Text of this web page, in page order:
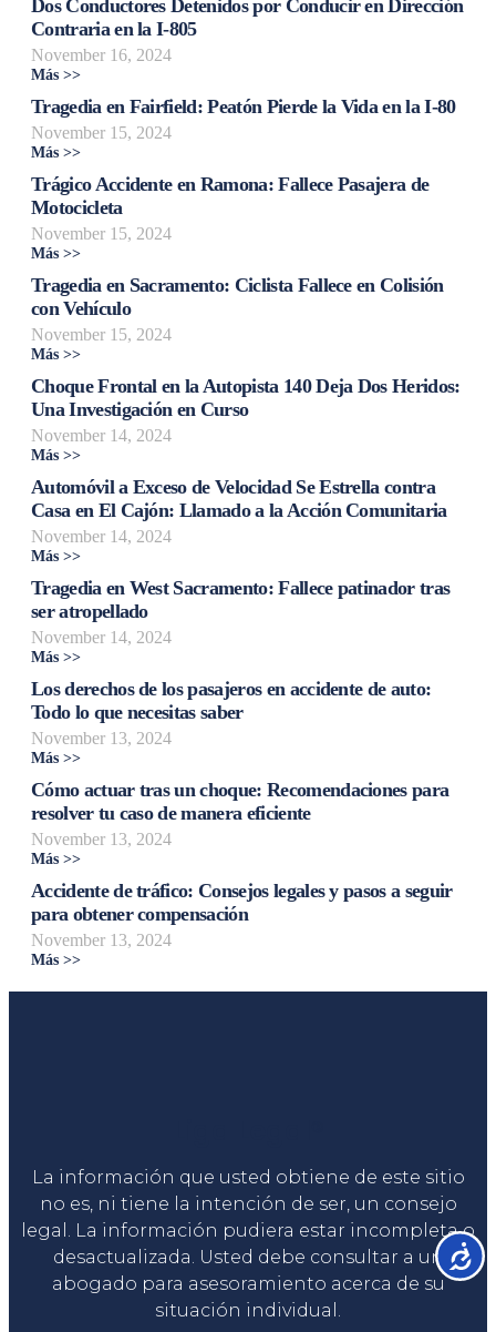
Dos Conductores Detenidos por Conducir en Dirección
Contraria en la I-805
November 16, 2024
Más >>
Tragedia en Fairfield: Peatón Pierde la Vida en la I-80
November 15, 2024
Más >>
Trágico Accidente en Ramona: Fallece Pasajera de
Motocicleta
November 15, 2024
Más >>
Tragedia en Sacramento: Ciclista Fallece en Colisión
con Vehículo
November 15, 2024
Más >>
Choque Frontal en la Autopista 140 Deja Dos Heridos:
Una Investigación en Curso
November 14, 2024
Más >>
Automóvil a Exceso de Velocidad Se Estrella contra
Casa en El Cajón: Llamado a la Acción Comunitaria
November 14, 2024
Más >>
Tragedia en West Sacramento: Fallece patinador tras
ser atropellado
November 14, 2024
Más >>
Los derechos de los pasajeros en accidente de auto:
Todo lo que necesitas saber
November 13, 2024
Más >>
Cómo actuar tras un choque: Recomendaciones para
resolver tu caso de manera eficiente
November 13, 2024
Más >>
Accidente de tráfico: Consejos legales y pasos a seguir
para obtener compensación
November 13, 2024
Más >>
La información que usted obtiene de este sitio
no es, ni tiene la intención de ser, un consejo
legal. La información pudiera estar incompleta o
desactualizada. Usted debe consultar a un
abogado para asesoramiento acerca de su
situación individual.